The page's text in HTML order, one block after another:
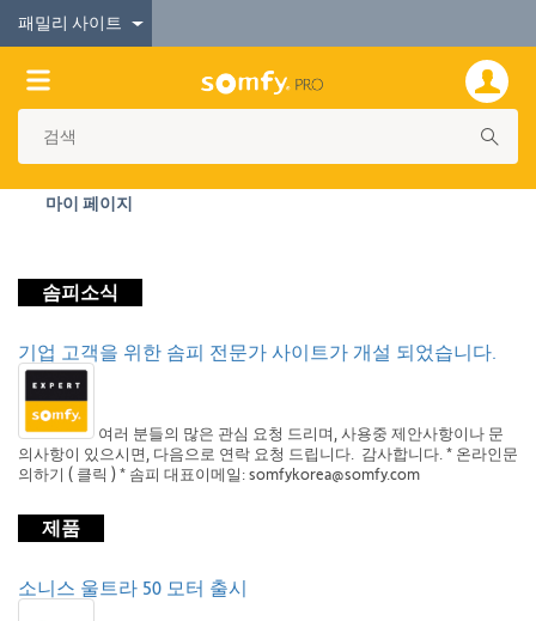
패밀리 사이트
마이 페이지
솜피소식
기업 고객을 위한 솜피 전문가 사이트가 개설 되었습니다.
여러 분들의 많은 관심 요청 드리며, 사용중 제안사항이나 문
의사항이 있으시면, 다음으로 연락 요청 드립니다. 감사합니다. * 온라인문
의하기 ( 클릭 ) * 솜피 대표이메일: somfykorea@somfy.com
제품
소니스 울트라 50 모터 출시